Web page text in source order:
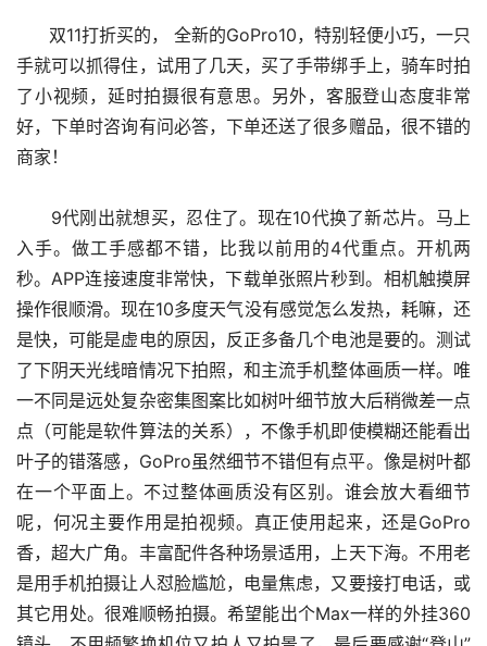
手就可以抓得住，试用了几天，买了手带绑手上，骑车时拍
了小视频，延时拍摄很有意思。另外，客服登山态度非常
好，下单时咨询有问必答，下单还送了很多赠品，很不错的
商家！
入手。做工手感都不错，比我以前用的4代重点。开机两
秒。APP连接速度非常快，下载单张照片秒到。相机触摸屏
操作很顺滑。现在10多度天气没有感觉怎么发热，耗嘛，还
是快，可能是虚电的原因，反正多备几个电池是要的。测试
了下阴天光线暗情况下拍照，和主流手机整体画质一样。唯
一不同是远处复杂密集图案比如树叶细节放大后稍微差一点
点（可能是软件算法的关系），不像手机即使模糊还能看出
叶子的错落感，GoPro虽然细节不错但有点平。像是树叶都
在一个平面上。不过整体画质没有区别。谁会放大看细节
呢，何况主要作用是拍视频。真正使用起来，还是GoPro
香，超大广角。丰富配件各种场景适用，上天下海。不用老
是用手机拍摄让人怼脸尴尬，电量焦虑，又要接打电话，或
其它用处。很难顺畅拍摄。希望能出个Max一样的外挂360